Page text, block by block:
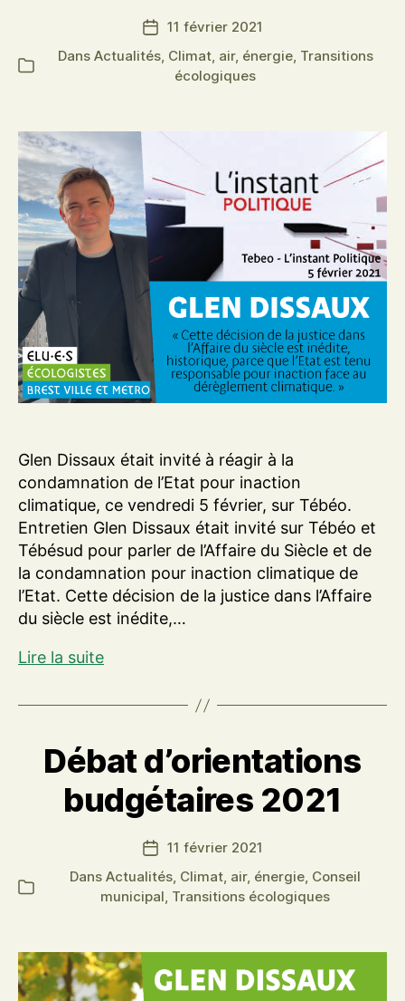
Date
de
l’article
11 février 2021
Catégories
Dans Actualités, Climat, air, énergie, Transitions
écologiques
Glen Dissaux était invité à réagir à la
condamnation de l’Etat pour inaction
climatique, ce vendredi 5 février, sur Tébéo.
Entretien Glen Dissaux était invité sur Tébéo et
Tébésud pour parler de l’Affaire du Siècle et de
la condamnation pour inaction climatique de
l’Etat. Cette décision de la justice dans l’Affaire
du siècle est inédite,…
Lire la suiteL’Affaire
Siècle
Glen
Dissaux
invité
sur
Tébéo
Débat d’orientations
budgétaires 2021
Date
de
l’article
11 février 2021
Catégories
Dans Actualités, Climat, air, énergie, Conseil
municipal, Transitions écologiques